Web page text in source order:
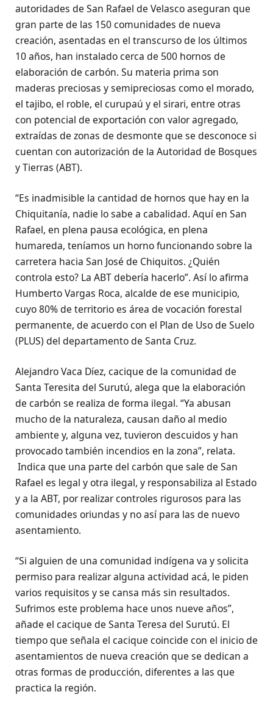
autoridades de San Rafael de Velasco aseguran que
gran parte de las 150 comunidades de nueva
creación, asentadas en el transcurso de los últimos
10 años, han instalado cerca de 500 hornos de
elaboración de carbón. Su materia prima son
maderas preciosas y semipreciosas como el morado,
el tajibo, el roble, el curupaú y el sirari, entre otras
con potencial de exportación con valor agregado,
extraídas de zonas de desmonte que se desconoce si
cuentan con autorización de la Autoridad de Bosques
y Tierras (ABT).
“Es inadmisible la cantidad de hornos que hay en la
Chiquitanía, nadie lo sabe a cabalidad. Aquí en San
Rafael, en plena pausa ecológica, en plena
humareda, teníamos un horno funcionando sobre la
carretera hacia San José de Chiquitos. ¿Quién
controla esto? La ABT debería hacerlo”. Así lo afirma
Humberto Vargas Roca, alcalde de ese municipio,
cuyo 80% de territorio es área de vocación forestal
permanente, de acuerdo con el Plan de Uso de Suelo
(PLUS) del departamento de Santa Cruz.
Alejandro Vaca Díez, cacique de la comunidad de
Santa Teresita del Surutú, alega que la elaboración
de carbón se realiza de forma ilegal. “Ya abusan
mucho de la naturaleza, causan daño al medio
ambiente y, alguna vez, tuvieron descuidos y han
provocado también incendios en la zona”, relata.
Indica que una parte del carbón que sale de San
Rafael es legal y otra ilegal, y responsabiliza al Estado
y a la ABT, por realizar controles rigurosos para las
comunidades oriundas y no así para las de nuevo
asentamiento.
“Si alguien de una comunidad indígena va y solicita
permiso para realizar alguna actividad acá, le piden
varios requisitos y se cansa más sin resultados.
Sufrimos este problema hace unos nueve años”,
añade el cacique de Santa Teresa del Surutú. El
tiempo que señala el cacique coincide con el inicio de
asentamientos de nueva creación que se dedican a
otras formas de producción, diferentes a las que
practica la región.